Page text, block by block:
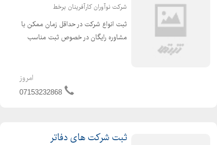
شرکت نوآوران کارآفرینان برخط
ثبت انواع شرکت در حداقل زمان ممکن با
مشاوره رایگان در خصوص ثبت مناسب
انتخاب نام ، ثبت انواع شرکت های دفاتر
پیشخوان با کمترین هزینه در ...
امروز
07153232868
ثبت شرکت های دفاتر